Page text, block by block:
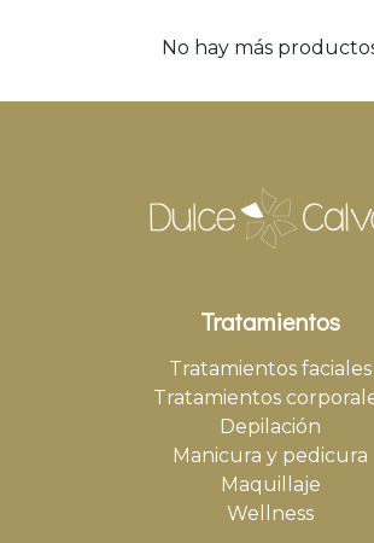
No hay más
Tratamientos
Tratamientos faciales
Tratamientos
Depilación
Manicura y pedicura
Maquillaje
Wellness